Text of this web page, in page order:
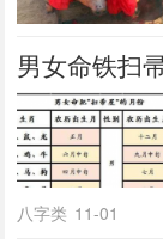
男女命铁扫
八字类 11-01